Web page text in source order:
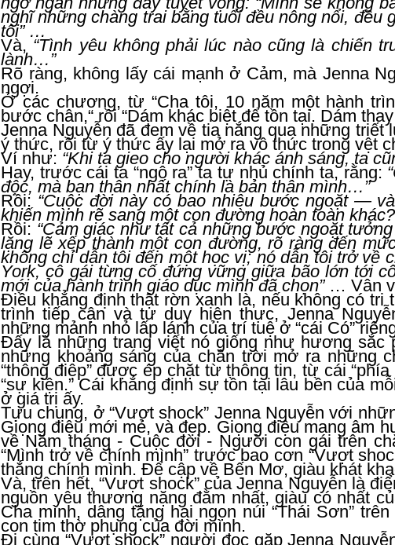
nghĩ những chàng trai bằng tuổi đều nông nổi, đều
tôi” …
Và, “Tình yêu không phải lúc nào cũng là chiến
lành…”
Rõ ràng, không lấy cái mạnh ở Cảm, mà Jenna
ngợi.
Ở các chương, từ “Cha tôi, 10 năm một hành
bước chân,“ rồi “Dám khác biệt để tồn tại. Dám
Jenna Nguyễn đã đem về tia nắng qua những
ý thức, rồi từ ý thức ấy lại mở ra vô thức trong vệt
Ví như: “Khi ta gieo cho người khác ánh sáng, ta
Hay, trước cái ta “ngộ ra” ta tự nhủ chính ta, rằng:
độc, mà bạn thân nhất chính là bản thân mình…”
Rồi: “Cuộc đời này có bao nhiêu bước ngoặt —
khiến mình rẽ sang một con đường hoàn toàn
Rồi: “Cảm giác như tất cả những bước ngoặt
lặng lẽ xếp thành một con đường, rõ ràng đến
không chỉ dẫn tôi đến một học vị; nó dẫn tôi trở
York, cô gái từng cố đứng vững giữa bão lớn tới
mới của hành trình giáo dục mình đã chọn” … Vân
Điều khẳng định thật rờn xanh là, nếu không có
trình tiếp cận và tư duy hiện thực, Jenna
những mảnh nhỏ lấp lánh của trí tuệ ở “cái Có”
Đấy là những trang viết nó giống như hương sắc
những khoảng sáng của chân trời mở ra những
“thông điệp” được ép chặt từ thông tin, từ cái
“sự kiện.” Cái khẳng định sự tồn tại lâu bền của
ở giá trị ấy.
Tựu chung, ở “Vượt shock” Jenna Nguyễn với
Giọng điệu mới mẻ, và đẹp. Giọng điệu mang âm
về Năm tháng - Cuộc đời - Người con gái trên
“Mình trở về chính mình” trước bao cơn “Vượt
thắng chính mình. Để cập về Bến Mơ, giàu khát
Và, trên hết, “Vượt shock” của Jenna Nguyễn là
nguồn yêu thương nặng đằm nhất, giàu có nhất
Cha mình, dâng tặng hai ngọn núi “Thái Sơn”
con tim thờ phụng của đời mình.
Đi cùng “Vượt shock” người đọc gặp Jenna